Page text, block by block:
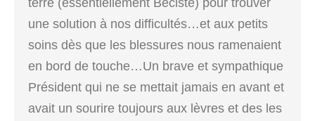
terre (essentiellement Béciste) pour trouver
une solution à nos difficultés…et aux petits
soins dès que les blessures nous ramenaient
en bord de touche…Un brave et sympathique
Président qui ne se mettait jamais en avant et
avait un sourire toujours aux lèvres et des les